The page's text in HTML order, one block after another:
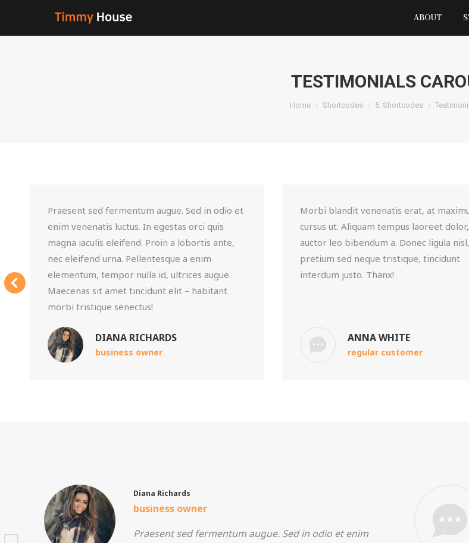
ABOUT
TESTIMONIALS
You are here:
Home Shortcodes 5. Shortcodes
DIANA RICHARDS
business owner
Praesent sed fermentum augue. Sed in odio et
enim venenatis luctus. In egestas orci quis
magna iaculis eleifend. Proin a lobortis ante,
nec eleifend urna. Pellentesque a enim
elementum, tempor nulla id, ultrices augue.
Maecenas sit amet tincidunt elit – habitant
morbi tristique senectus!
ANNA WHITE
regular customer
Morbi blandit venenatis erat, at
cursus ut. Aliquam tempus laoreet
auctor leo bibendum a. Donec ligula nisl,
pretium sed neque tristique, tincidunt
interdum justo. Thanx!
Diana Richards
business owner
Praesent sed fermentum augue. Sed in odio et enim